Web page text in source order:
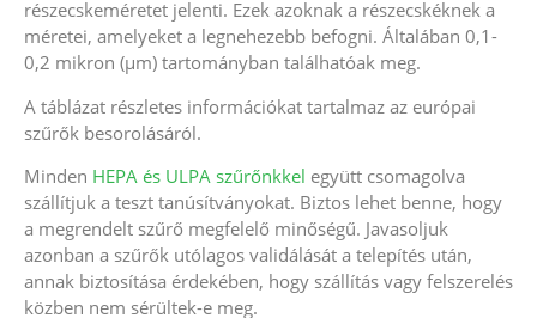
részecskeméretet jelenti. Ezek azoknak a részecskéknek a
méretei, amelyeket a legnehezebb befogni. Általában 0,1-
0,2 mikron (μm) tartományban találhatóak meg.
A táblázat részletes információkat tartalmaz az európai
szűrők besorolásáról.
Minden HEPA és ULPA szűrőnkkel együtt csomagolva
szállítjuk a teszt tanúsítványokat. Biztos lehet benne, hogy
a megrendelt szűrő megfelelő minőségű. Javasoljuk
azonban a szűrők utólagos validálását a telepítés után,
annak biztosítása érdekében, hogy szállítás vagy felszerelés
közben nem sérültek-e meg.